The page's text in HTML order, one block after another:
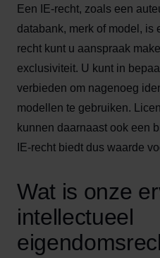
Een IE-recht, zoals een
databank, merk of model, is
recht kunt u aanspraak
exclusiviteit. U kunt in
verbieden om nagenoeg
modellen te gebruiken.
kunnen daarnaast ook een
IE-recht biedt dus waarde
Wat is onze
intellectueel